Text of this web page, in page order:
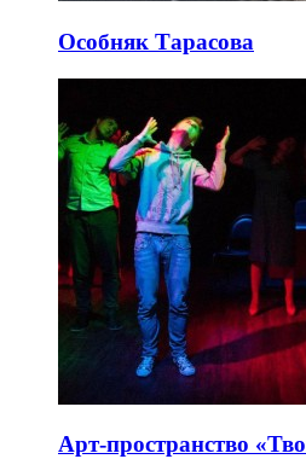
Особняк Тарасова
Арт-пространство